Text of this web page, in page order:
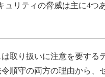
リティの脅威は主に4つあ
取り扱いに注意を要する
順守の両方の理由から、